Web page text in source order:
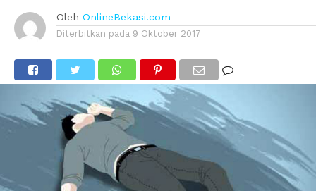
Oleh OnlineBekasi.com
Diterbitkan pada 9 Oktober 2017